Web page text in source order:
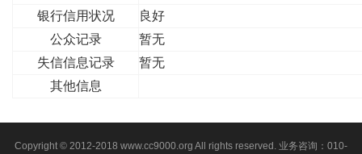
银行信用状况
良好
公众记录
暂无
失信信息记录
暂无
其他信息
Copyright © 2012-2018 www.cc9000.org All rights reserved. 业务咨询：010-